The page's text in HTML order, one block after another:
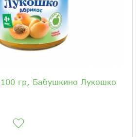
гр, Бабушкино Лукошко